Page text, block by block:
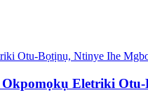
Eletriki